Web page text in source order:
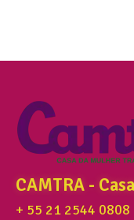
CAMTRA -
+ 55 21 2544 0808